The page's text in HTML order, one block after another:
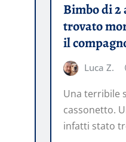
Bimbo di 2
trovato
il
Luca Z.
Una terribile
cassonetto.
infatti stato